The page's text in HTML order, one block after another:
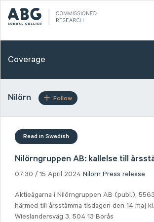
Coverage
Nilörn Follow
Read in Swedish
Nilörngruppen AB: kallelse till
07:30 / 15 April 2024 Nilörn Press release
Aktieägarna i Nilörngruppen AB (publ.),
härmed till årsstämma tisdagen den 14 maj
Wieslandersväg 3, 504 13 Borås